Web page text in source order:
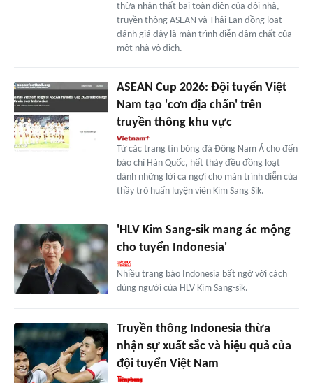
thừa nhận thất bại toàn diện của đội nhà,
truyền thông ASEAN và Thái Lan đồng loạt
đánh giá đây là màn trình diễn đậm chất của
một nhà vô địch.
ASEAN Cup 2026: Đội tuyển Việt
Nam tạo 'cơn địa chấn' trên
truyền thông khu vực
Từ các trang tin bóng đá Đông Nam Á cho đến
báo chí Hàn Quốc, hết thảy đều đồng loạt
dành những lời ca ngợi cho màn trình diễn của
thầy trò huấn luyện viên Kim Sang Sik.
'HLV Kim Sang-sik mang ác mộng
cho tuyển Indonesia'
Nhiều trang báo Indonesia bất ngờ với cách
dùng người của HLV Kim Sang-sik.
Truyền thông Indonesia thừa
nhận sự xuất sắc và hiệu quả của
đội tuyển Việt Nam